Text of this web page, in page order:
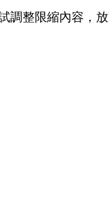
整限縮內容，放